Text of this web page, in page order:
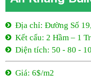
Địa chỉ: Đường Số
Kết cấu: 2 Hầm – 1
Diện tích: 50 - 80 -
Giá: 6$/m2